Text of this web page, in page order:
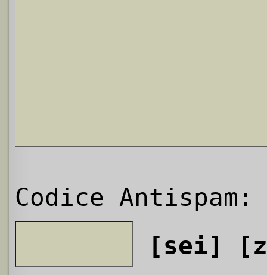
Codice Antispam:
[sei]